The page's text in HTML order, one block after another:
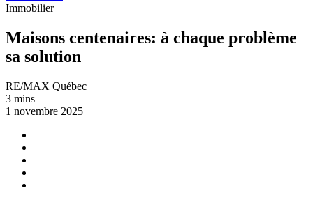
Immobilier
Maisons centenaires: à chaque problème
sa solution
RE/MAX Québec
3 mins
1 novembre 2025